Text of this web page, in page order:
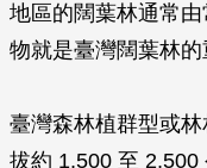
地區的闊葉林通常
物就是臺灣闊葉林的
臺灣森林植群型或
拔約 1,500 至